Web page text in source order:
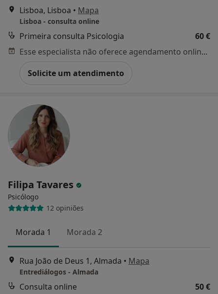
Lisboa, Lisboa • Mapa
Lisboa - consulta online
Primeira consulta Psicologia
60 €
Esse especialista não oferece agendamento online para esse endereço.
Solicite um atendimento
Filipa Tavares
Psicólogo
12 opiniões
Morada 1 Morada 2
Rua João de Deus 1, Almada • Mapa
Entrediálogos - Almada
Consulta online 50 €